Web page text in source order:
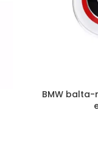
Į KREPŠELĮ
BMW balta-